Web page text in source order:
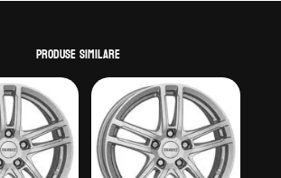
Produse similare